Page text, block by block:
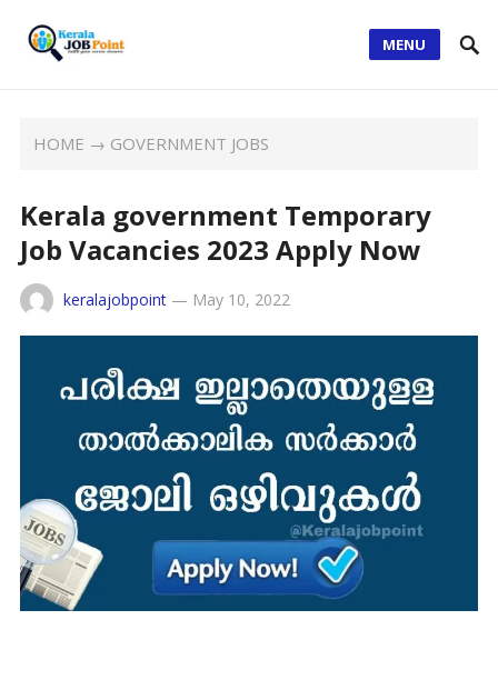
MENU
HOME → GOVERNMENT JOBS
Kerala government Temporary
Job Vacancies 2023 Apply Now
keralajobpoint— May 10, 2022